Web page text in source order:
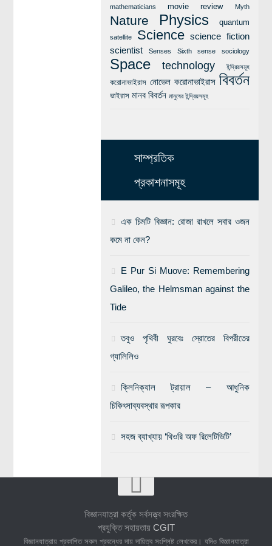
mathematicians movie review Myth
Nature Physics quantum
satellite Science science fiction
scientist
Senses Sixth sense sociology
Space technology ইন্দ্রিয়সমূহ
করোনাভাইরাস নোভেল করোনাভাইরাস বিবর্তন
ভাইরাস মানব বিবর্তন মানুষের ইন্দ্রিয়সমূহ
সাম্প্রতিক
প্রকাশনাসমূহ
এক চিমটি বিজ্ঞান: রোজা রাখলে সবার ওজন
কমে না কেন?
E Pur Si Muove: Remembering
Galileo, the Helmsman against the
Tide
তবুও পৃথিবী ঘুরবেঃ স্রোতের বিপরীতের
গ্যালিলিও
ক্লিনিক্যাল ট্রায়াল – আধুনিক
চিকিৎসাব্যবস্থার রূপকার
সহজ ব্যাখ্যায় ‘থিওরি অফ রিলেটিভিটি’
বিজ্ঞানযাত্রা কর্তৃক সর্বসত্ত্ব সংরক্ষিত
প্রযুক্তি সহায়তায় CGIT
বিজ্ঞানযাত্রায় প্রকাশিত সকল প্রবন্ধের দায় দায়িত্ব সংশ্লিষ্ট লেখকের। যদিও বিজ্ঞানযাত্রা